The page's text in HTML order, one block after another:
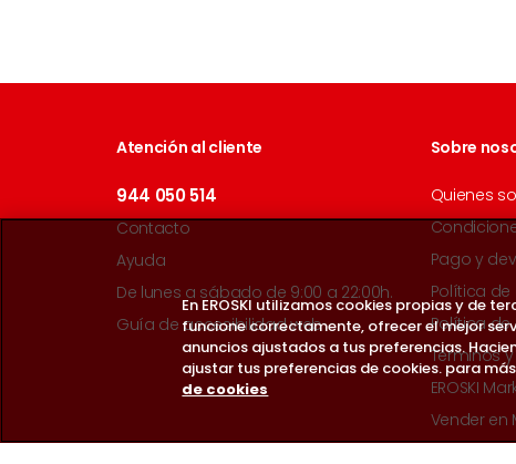
Atención al cliente
944 050 514
Contacto
Ayuda
De lunes a sábado de 9:00 a 22:00h.
Guía de accesibilidad web
Sobre
Quienes
Pago y
Política de
Política de
Términos
EROSKI
Vender en
En EROSKI utilizamos cookies propias y de
funcione correctamente, ofrecer el mejor
anuncios ajustados a tus preferencias.
ajustar tus preferencias de cookies. para
de cookies